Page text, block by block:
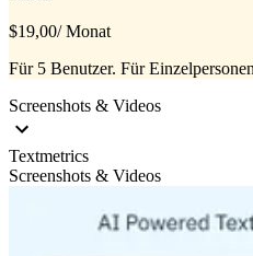
$19,00/ Monat
Für 5 Benutzer. Für
Screenshots & Videos
Textmetrics
Screenshots & Videos